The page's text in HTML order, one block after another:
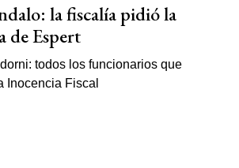
la fiscalía pidió la
de Espert